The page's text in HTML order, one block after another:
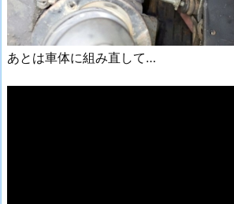
あとは車体に組み直して…